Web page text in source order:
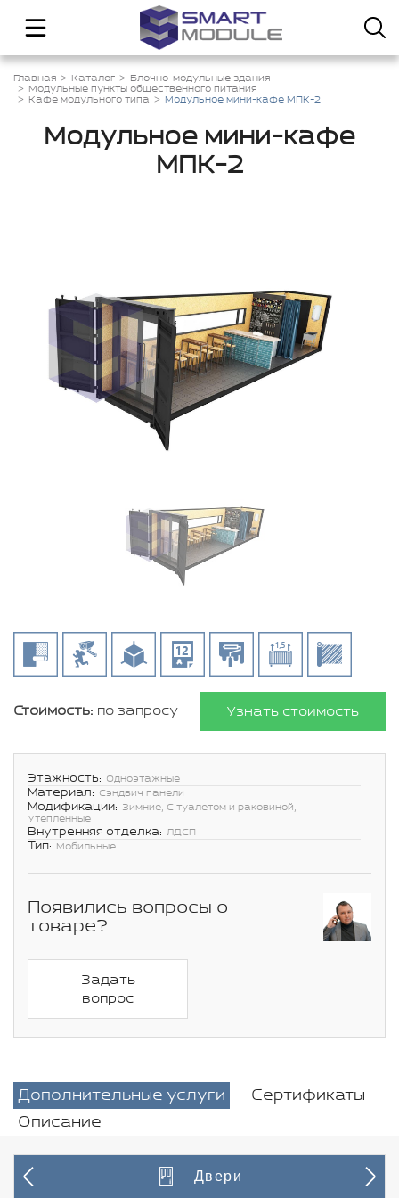
Главная Каталог
Блочно-модульные здания
Модульные пункты общественного питания
Кафе модульного типа
Модульное мини-кафе МПК-2
Модульное мини-кафе
МПК-2
Стоимость: по запросу Узнать стоимость
Этажность: Одноэтажные
Материал: Сэндвич панели
Модификации: Зимние, С туалетом и раковиной,
Утепленные
Внутренняя отделка: ЛДСП
Тип: Мобильные
Появились вопросы о
товаре?
Задать
вопрос
Дополнительные услуги
Сертификаты
Описание
Двери